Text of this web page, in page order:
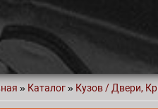
» Каталог» Кузов / Двери,